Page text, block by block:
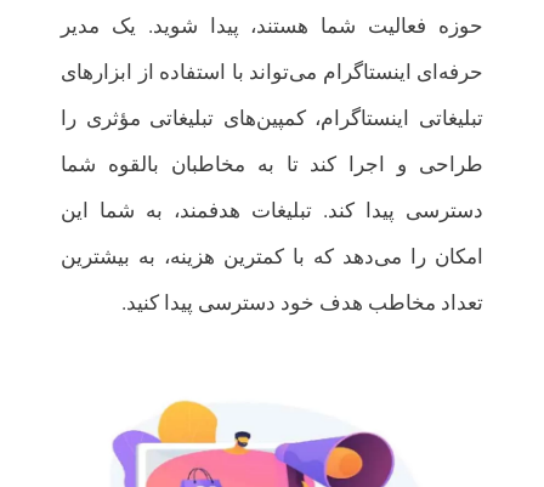
حوزه فعالیت شما هستند، پیدا شوید. یک مدیر
حرفه‌ای اینستاگرام می‌تواند با استفاده از ابزارهای
تبلیغاتی اینستاگرام، کمپین‌های تبلیغاتی مؤثری را
طراحی و اجرا کند تا به مخاطبان بالقوه شما
دسترسی پیدا کند. تبلیغات هدفمند، به شما این
امکان را می‌دهد که با کمترین هزینه، به بیشترین
تعداد مخاطب هدف خود دسترسی پیدا کنید.